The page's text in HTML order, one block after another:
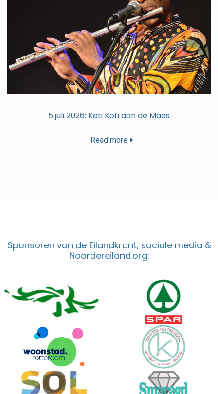
5 juli 2026: Keti Koti aan de Maas
Read more
Sponsoren van de Eilandkrant, sociale media &
Noordereiland.org: